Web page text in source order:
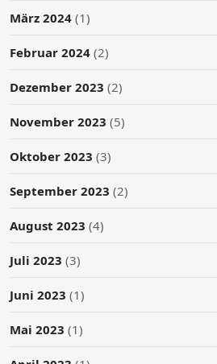
März 2024 (1)
Februar 2024 (2)
Dezember 2023 (2)
November 2023 (5)
Oktober 2023 (3)
September 2023 (2)
August 2023 (4)
Juli 2023 (3)
Juni 2023 (1)
Mai 2023 (1)